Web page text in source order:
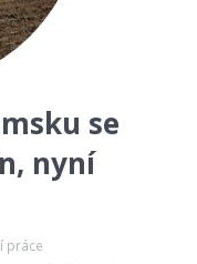
se
nyní
práce